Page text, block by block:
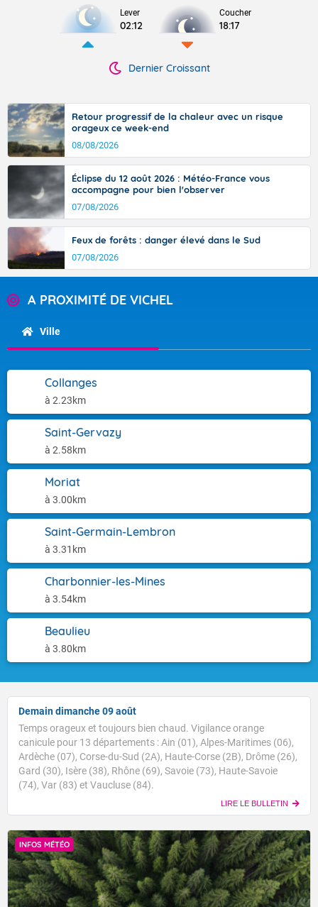
Lever
02:12
Coucher
18:17
Dernier Croissant
Retour progressif de la chaleur avec un risque
orageux ce week-end
08/08/2026
Éclipse du 12 août 2026 : Météo-France vous
accompagne pour bien l'observer
07/08/2026
Feux de forêts : danger élevé dans le Sud
07/08/2026
A PROXIMITÉ DE VICHEL
Ville
Collanges
à 2.23km
Saint-Gervazy
à 2.58km
Moriat
à 3.00km
Saint-Germain-Lembron
à 3.31km
Charbonnier-les-Mines
à 3.54km
Beaulieu
à 3.80km
Demain dimanche 09 août
Temps orageux et toujours bien chaud. Vigilance orange
canicule pour 13 départements : Ain (01), Alpes-Maritimes (06),
Ardèche (07), Corse-du-Sud (2A), Haute-Corse (2B), Drôme (26),
Gard (30), Isère (38), Rhône (69), Savoie (73), Haute-Savoie
(74), Var (83) et Vaucluse (84).
LIRE LE BULLETIN
INFOS MÉTÉO